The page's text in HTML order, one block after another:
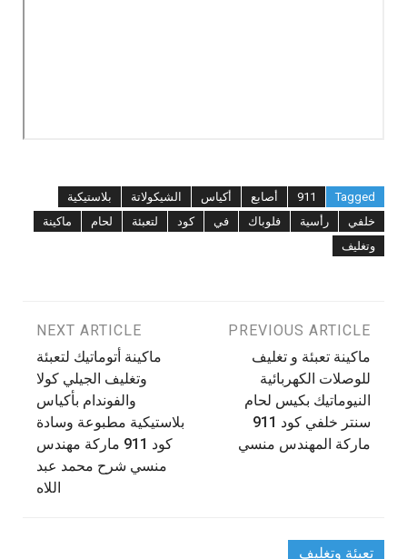
Tagged
911 أصابع أكياس الشيكولاتة
بلاستيكية
خلفي
رأسية فلوباك في كود لتعبئة لحام
ماكينة
وتغليف
تصفّح
المقالات
PREVIOUS ARTICLE
‫ماكينة تعبئة و تغليف
للوصلات الكهربائية
النيوماتيك بكيس لحام
سنتر خلفي كود 911
ماركة المهندس منسي
NEXT ARTICLE
ماكينة أتوماتيك لتعبئة
وتغليف الجيلي كولا
والفوندام بأكياس
بلاستيكية مطبوعة وسادة
كود 911 ماركة مهندس
منسي شرح محمد عبد
اللاه
تعبئة وتغليف